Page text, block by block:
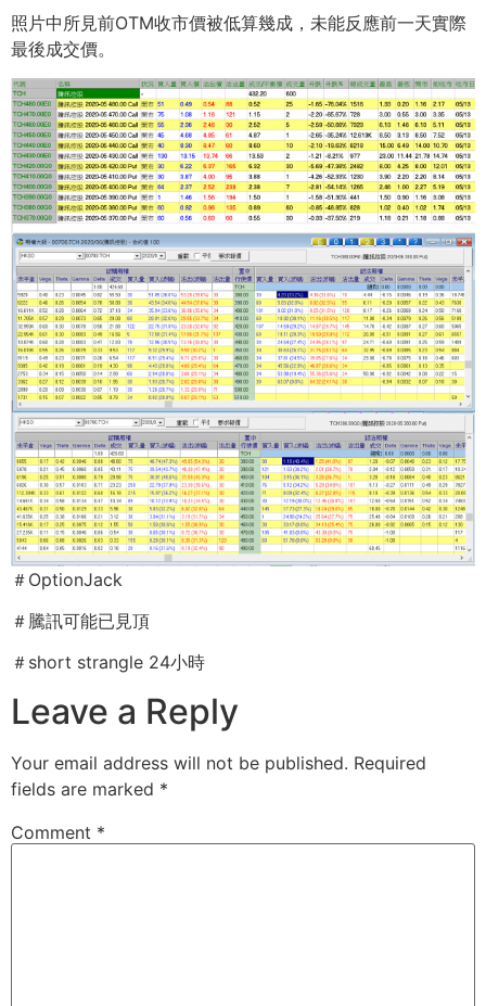
照片中所見前OTM收市價被低算幾成， 未能反應前一天實際
最後成交價。
＃OptionJack
＃騰訊可能已見頂
＃short strangle 24小時
Leave a Reply
Your email address will not be published. Required
fields are marked *
Comment *